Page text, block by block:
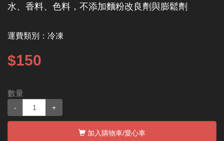
水、香料、色料，不添加麵粉改良劑與膨鬆劑
運費類別： 冷凍
$150
數量
- +
加入購物車/愛心車